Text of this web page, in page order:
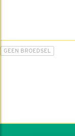
GEEN BROEDSEL